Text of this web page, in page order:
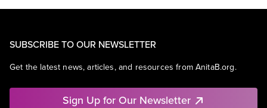
SUBSCRIBE TO OUR NEWSLETTER
Get the latest news, articles, and resources from AnitaB.org.
Sign Up for Our Newsletter